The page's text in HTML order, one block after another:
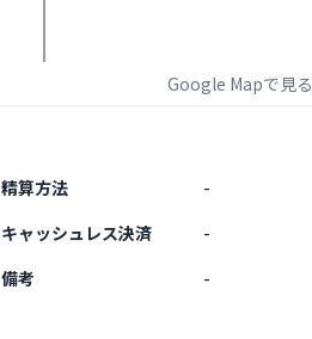
Google Mapで見る
精算方法
-
キャッシュレス決済
-
備考
-